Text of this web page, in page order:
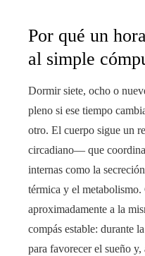
Por qué un
al simple
Dormir siete, ocho o
pleno si ese tiempo
otro. El cuerpo sigue un
circadiano— que
internas como la
térmica y el metabolismo.
aproximadamente a la
compás estable: durante
para favorecer el sueño